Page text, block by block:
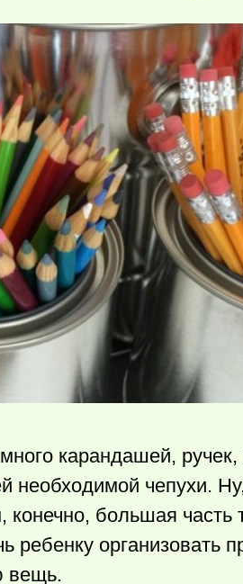
карандашей,
необходимой чепухи.
конечно, большая часть
ребенку организовать
вещь.